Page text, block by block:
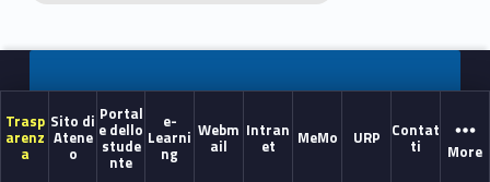
Trasp
arenz
a
Sito di
Atene
o
Portal
e dello
stude
nte
e-
Learni
ng
Webm
ail
Intran
et MeMo URP Contat
ti More